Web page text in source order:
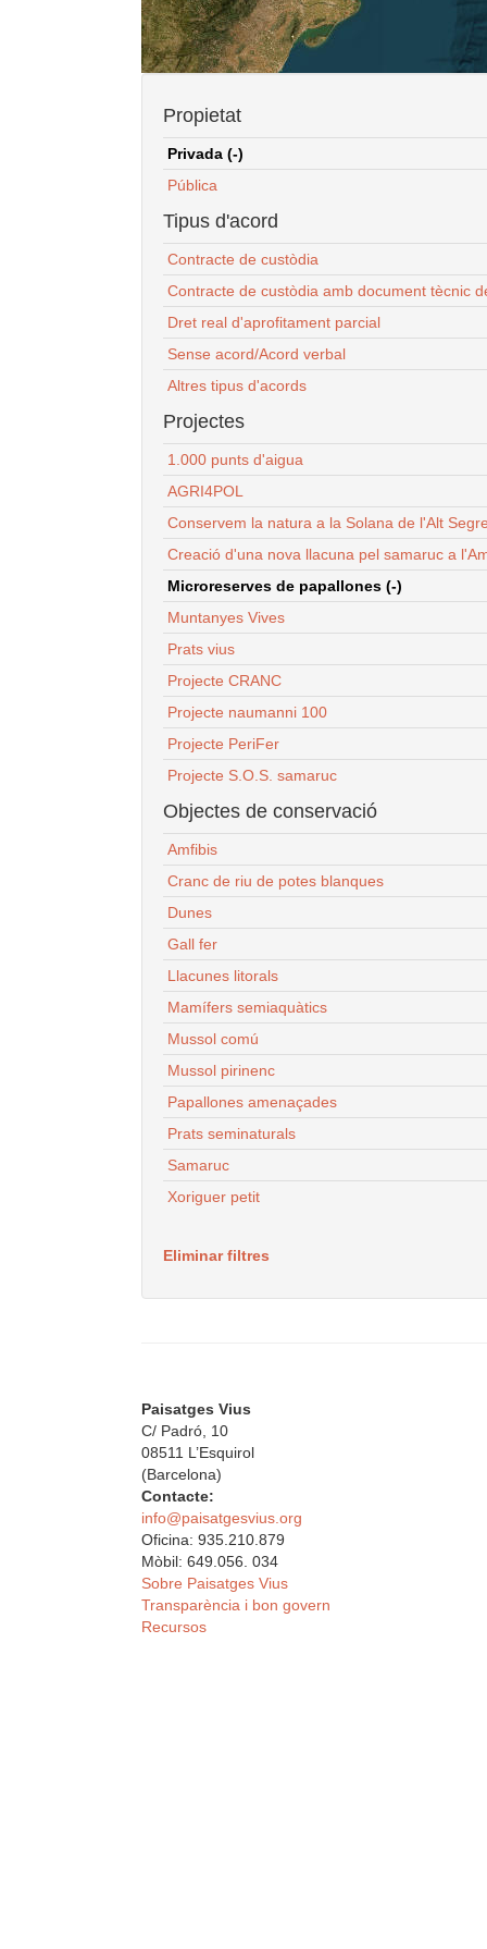
Propietat
Privada (-)
Pública
Tipus d'acord
Contracte de custòdia
Contracte de custòdia amb document tècnic
Dret real d'aprofitament parcial
Sense acord/Acord verbal
Altres tipus d'acords
Projectes
1.000 punts d'aigua
AGRI4POL
Conservem la natura a la Solana de l'Alt
Creació d'una nova llacuna pel samaruc a
Microreserves de papallones (-)
Muntanyes Vives
Prats vius
Projecte CRANC
Projecte naumanni 100
Projecte PeriFer
Projecte S.O.S. samaruc
Objectes de conservació
Amfibis
Cranc de riu de potes blanques
Dunes
Gall fer
Llacunes litorals
Mamífers semiaquàtics
Mussol comú
Mussol pirinenc
Papallones amenaçades
Prats seminaturals
Samaruc
Xoriguer petit
Eliminar filtres
Paisatges Vius
C/ Padró, 10
08511 L’Esquirol
(Barcelona)
Contacte:
info@paisatgesvius.org
Oficina: 935.210.879
Mòbil: 649.056. 034
Sobre Paisatges Vius
Transparència i bon govern
Recursos